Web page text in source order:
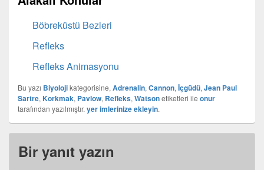
Böbreküstü Bezleri
Refleks
Refleks Animasyonu
Bu yazı Biyolojikategorisine, Adrenalin, Cannon, İçgüdü, Jean Paul
Sartre, Korkmak, Pavlow, Refleks, Watsonetiketleri ile onur
tarafından yazılmıştır. yer imlerinize ekleyin.
Bir yanıt yazın